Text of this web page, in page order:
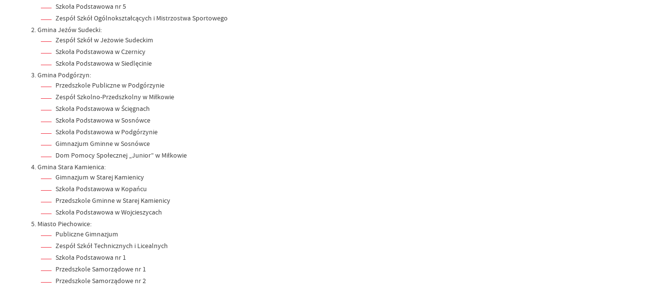
Szkoła Podstawowa nr 5
Zespół Szkół Ogólnokształcących i Mistrzostwa Sportowego
Gmina Jeżów Sudecki:
Zespół Szkół w Jeżowie Sudeckim
Szkoła Podstawowa w Czernicy
Szkoła Podstawowa w Siedlęcinie
Gmina Podgórzyn:
Przedszkole Publiczne w Podgórzynie
Zespół Szkolno-Przedszkolny w Miłkowie
Szkoła Podstawowa w Ścięgnach
Szkoła Podstawowa w Sosnówce
Szkoła Podstawowa w Podgórzynie
Gimnazjum Gminne w Sosnówce
Dom Pomocy Społecznej „Junior” w Miłkowie
Gmina Stara Kamienica:
Gimnazjum w Starej Kamienicy
Szkoła Podstawowa w Kopańcu
Przedszkole Gminne w Starej Kamienicy
Szkoła Podstawowa w Wojcieszycach
Miasto Piechowice:
Publiczne Gimnazjum
Zespół Szkół Technicznych i Licealnych
Szkoła Podstawowa nr 1
Przedszkole Samorządowe nr 1
Przedszkole Samorządowe nr 2